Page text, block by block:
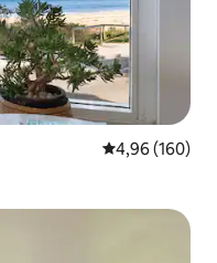
Середня
4,96 (160)